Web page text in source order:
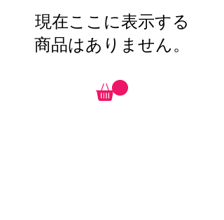
現在ここに表示する
商品はありません。